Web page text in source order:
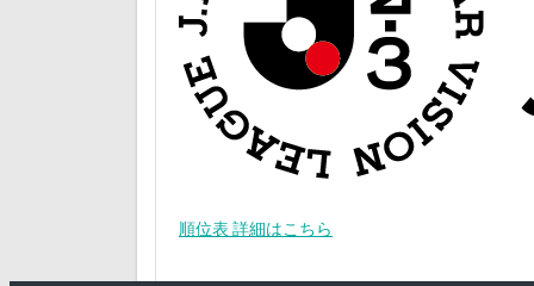
順位表 詳細はこちら